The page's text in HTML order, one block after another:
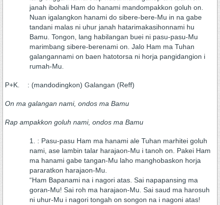
janah ibohali Ham do hanami mandompakkon goluh on.
Nuan igalangkon hanami do sibere-bere-Mu in na gabe
tandani malas ni uhur janah hatarimakasihonnami hu
Bamu. Tongon, lang habilangan buei ni pasu-pasu-Mu
marimbang sibere-berenami on. Jalo Ham ma Tuhan
galangannami on baen hatotorsa ni horja pangidangion i
rumah-Mu.
P+K. : (mandodingkon) Galangan (Reff)
On ma galangan nami, ondos ma Bamu
Rap ampakkon goluh nami, ondos ma Bamu
: Pasu-pasu Ham ma hanami ale Tuhan marhitei goluh
nami, ase lambin talar harajaon-Mu i tanoh on. Pakei Ham
ma hanami gabe tangan-Mu laho manghobaskon horja
pararatkon harajaon-Mu.
“Ham Bapanami na i nagori atas. Sai napapansing ma
goran-Mu! Sai roh ma harajaon-Mu. Sai saud ma harosuh
ni uhur-Mu i nagori tongah on songon na i nagoni atas!